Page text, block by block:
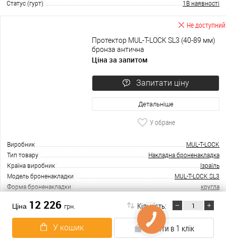
Ціна 12 226 грн. Кількість:
У кошик Купити в 1 клік
Статус (гурт)
1В наявності
Не доступний
Протектор MUL-T-LOCK SL3 (40-89 мм)
бронза антична
Ціна за запитом
Запитати ціну
Детальніше
У обране
Виробник
MUL-T-LOCK
Тип товару
Накладна броненакладка
Країна виробник
Ізраїль
Модель броненакладки
MUL-T-LOCK SL3
Форма броненакладки
кругла
В наявності
Протектор DISEC SFERIK BDS16 25мм
бронза сатин